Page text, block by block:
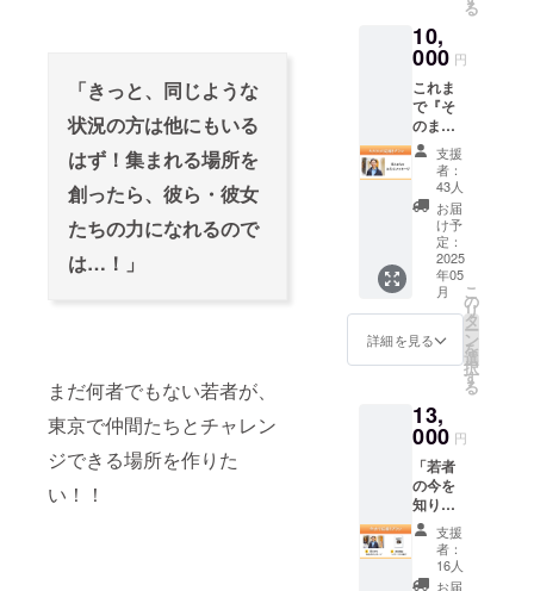
「きっと、同じような
状況の方は他にもいる
はず！集まれる場所を
創ったら、彼ら・彼女
たちの力になれるので
は…！」
まだ何者でもない若者が、
東京で仲間たちとチャレン
ジできる場所を作りた
い！！
法は5月
を目処
にメー
ルでお
送りし
ます！
▽この
コミュ
ニティ
に参加
する
と…？
・ご支
援して
くだ
学生と
の交流
参加で
き、同
じよう
な想い
を持っ
た同世
代との
ご縁が
生まれ
る ・あ
ドファ
ンディ
ング終
了後、
学生と
のマッ
チング
体制が
整い次
第、詳
細をご
案内予
定で
す。 ▽
都・神
奈川
埼玉県
を “除
く” 地域
にお住
まいの
方 ※該
当地域
以外か
らのご
る1都3
県在住
んとつ
くるの
が、シ
ン その
まんま
荘の新
しい応
援のカ
タチで
す。 ▼
リター
ン内容
ポー
ター限
ティへ
のご招
待（7月
予定）
・オン
ライン
交流会
へのご
案内
「ここ
で挑戦
よう」
と感じ
られる
ような
心地よ
い空間
づくり
を、一
緒に支
えてい
ただけ
たら本
当に嬉
しいで
内容 ①
活動報
告レ
ポート
（10月
送付予
定） ②
オー
ナー荒
上京し
て挑戦
する若
者たち
を、支
援×シェ
アの組
み合わ
せで後
押しす
ること
ができ
ます。
本プロ
ジェク
トの取
り組み
ただく
ため
でも多
くの方
にシェ
アで広
げる参
加型プ
ランに
る
10,
000 円
これま
で『そ
のまん
ま荘』
に関
わって
くだ
さった
皆さん
へ。そ
して、
今回の
挑戦に
「なん
かいい
してく
れた皆
さま
へ。 い
ま、再
び歩き
出す
『シン
そのま
んま
支援
者：
43人
お届
け予
定：
2025
年05
月
詳細を見る
こ
の
リ
タ
ー
ン
を
選
択
す
る
13,
000 円
「若者
の今を
知りた
い…」
「シン
そのま
んま荘
支援
者：
16人
お届